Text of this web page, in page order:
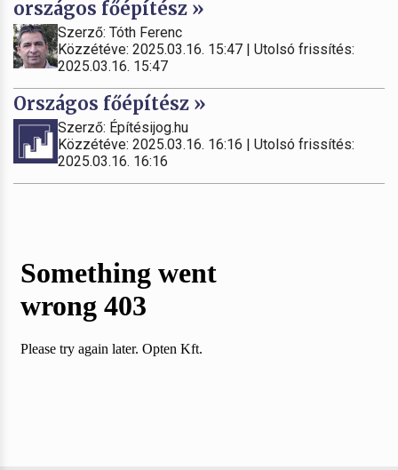
országos főépítész »
Szerző: Tóth Ferenc
Közzétéve: 2025.03.16. 15:47 | Utolsó frissítés:
2025.03.16. 15:47
Országos főépítész »
Szerző: Építésijog.hu
Közzétéve: 2025.03.16. 16:16 | Utolsó frissítés:
2025.03.16. 16:16